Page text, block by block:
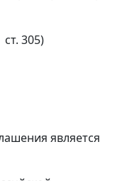
305)
является